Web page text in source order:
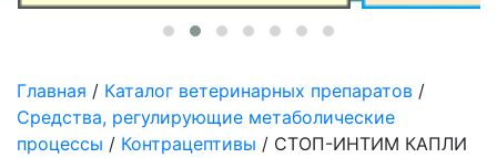
Главная / Каталог ветеринарных препаратов /
Средства, регулирующие метаболические
процессы / Контрацептивы / СТОП-ИНТИМ КАПЛИ